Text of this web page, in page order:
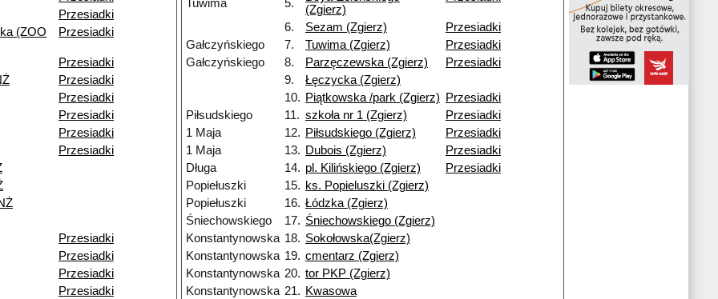
Przesiadki
(ZOO
Przesiadki
Przesiadki
Przesiadki
Przesiadki
Przesiadki
Przesiadki
Przesiadki
Przesiadki
Przesiadki
Przesiadki
Przesiadki
Tuwima
5.
(Zgierz)
6. Sezam (Zgierz)
Przesiadki
Gałczyńskiego
7. Tuwima (Zgierz)
Przesiadki
Gałczyńskiego
8. Parzęczewska (Zgierz)
Przesiadki
9.
Łęczycka (Zgierz)
10. Piątkowska /park (Zgierz)
Przesiadki
Piłsudskiego
11. szkoła nr 1 (Zgierz)
Przesiadki
1 Maja
12. Piłsudskiego (Zgierz)
Przesiadki
1 Maja
13. Dubois (Zgierz)
Przesiadki
Długa
14. pl. Kilińskiego (Zgierz)
Przesiadki
Popiełuszki
15. ks. Popieluszki (Zgierz)
Popiełuszki
16. Łódzka (Zgierz)
Śniechowskiego
17. Śniechowskiego (Zgierz)
Konstantynowska 18. Sokołowska(Zgierz)
Konstantynowska 19. cmentarz (Zgierz)
Konstantynowska 20. tor PKP (Zgierz)
Konstantynowska 21. Kwasowa